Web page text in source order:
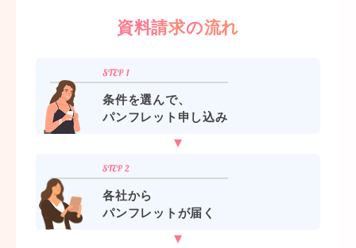
資料請求の流れ
条件を選んで、
パンフレット申し込み
各社から
パンフレットが届く